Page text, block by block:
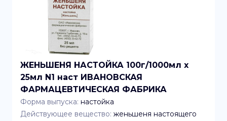
ЖЕНЬШЕНЯ НАСТОЙКА 100г/1000мл x
25мл N1 наст ИВАНОВСКАЯ
ФАРМАЦЕВТИЧЕСКАЯ ФАБРИКА
Форма выпуска: настойка
Действующее вещество: женьшеня настоящего